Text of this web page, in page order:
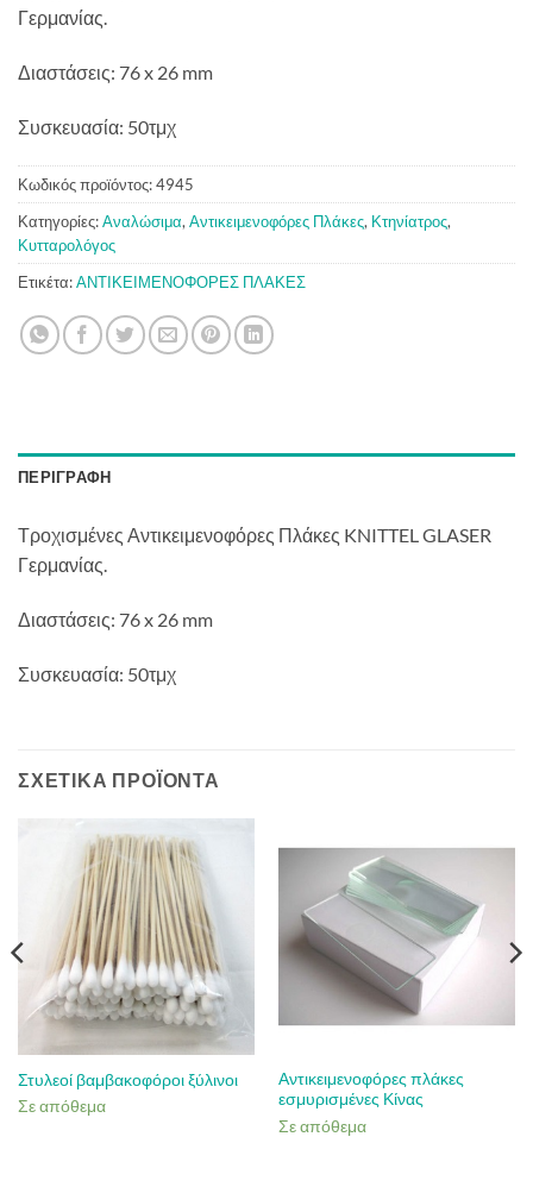
Γερμανίας.
Διαστάσεις: 76 x 26 mm
Συσκευασία: 50τμχ
Κωδικός προϊόντος:4945
Κατηγορίες:Αναλώσιμα,Αντικειμενοφόρες Πλάκες, Κτηνίατρος,
Κυτταρολόγος
Ετικέτα:ΑΝΤΙΚΕΙΜΕΝΟΦΟΡΕΣ ΠΛΑΚΕΣ
ΠΕΡΙΓΡΑΦΉ
Τροχισμένες Αντικειμενοφόρες Πλάκες KNITTEL GLASER
Γερμανίας.
Διαστάσεις: 76 x 26 mm
Συσκευασία: 50τμχ
ΣΧΕΤΙΚΆ ΠΡΟΪΌΝΤΑ
Στυλεοί βαμβακοφόροι ξύλινοι
Σε απόθεμα
Αντικειμενοφόρες πλάκες
εσμυρισμένες Κίνας
Σε απόθεμα